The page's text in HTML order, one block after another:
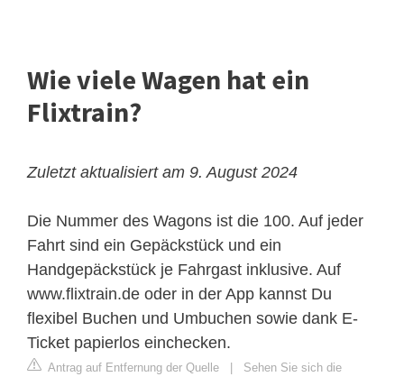
Wie viele Wagen hat ein
Flixtrain?
Zuletzt aktualisiert am 9. August 2024
Die Nummer des Wagons ist die 100. Auf jeder
Fahrt sind ein Gepäckstück und ein
Handgepäckstück je Fahrgast inklusive. Auf
www.flixtrain.de oder in der App kannst Du
flexibel Buchen und Umbuchen sowie dank E-
Ticket papierlos einchecken.
Antrag auf Entfernung der Quelle
Sehen Sie sich die